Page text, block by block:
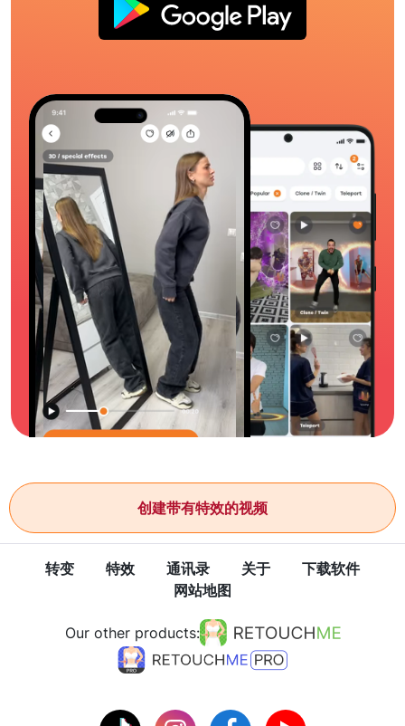
创建带有特效的视频
转变 特效 通讯录 关于
下载软件
网站地图
Our other products: